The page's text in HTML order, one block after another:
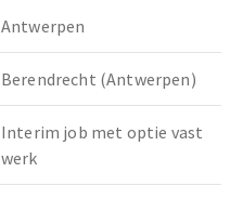
Antwerpen
Berendrecht (Antwerpen)
Interim job met optie vast
werk